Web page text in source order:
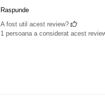
Raspunde
A fost util acest review?
1 persoana a considerat acest